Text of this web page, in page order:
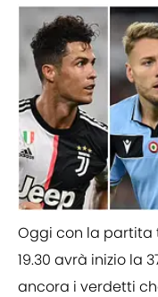
Oggi con la partita
19.30 avrà inizio la
ancora i verdetti